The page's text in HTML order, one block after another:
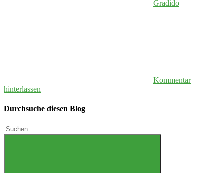
Gradido
Kommentar
hinterlassen
Durchsuche diesen Blog
Suchen
nach: